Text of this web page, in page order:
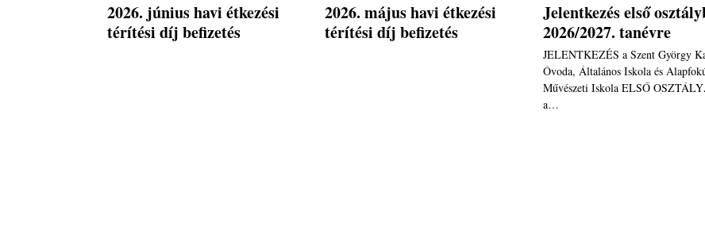
2026. június havi étkezési
térítési díj befizetés
2026. május havi étkezési
térítési díj befizetés
Jelentkezés első
2026/2027. tanévre
JELENTKEZÉS a Szent György
Óvoda, Általános Iskola és
Művészeti Iskola ELSŐ
a…